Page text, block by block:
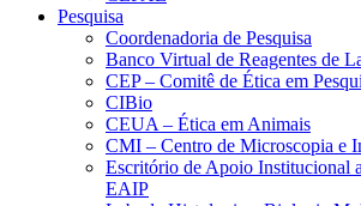
Pesquisa
Coordenadoria de Pesquisa
Banco Virtual de Reagentes de
CEP – Comitê de Ética em
CIBio
CEUA – Ética em Animais
CMI – Centro de Microscopia e
Escritório de Apoio Institucional
EAIP